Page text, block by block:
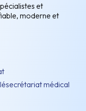
et
moderne et
médical